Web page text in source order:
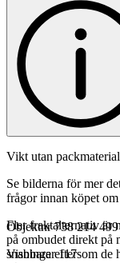
Vikt utan
Se bilderna för mer
frågor innan köpet
Fler fraktalternativ är
på ombudet direkt på
snabbare eftersom de
Objektnr 738 214 499
Visningar 117